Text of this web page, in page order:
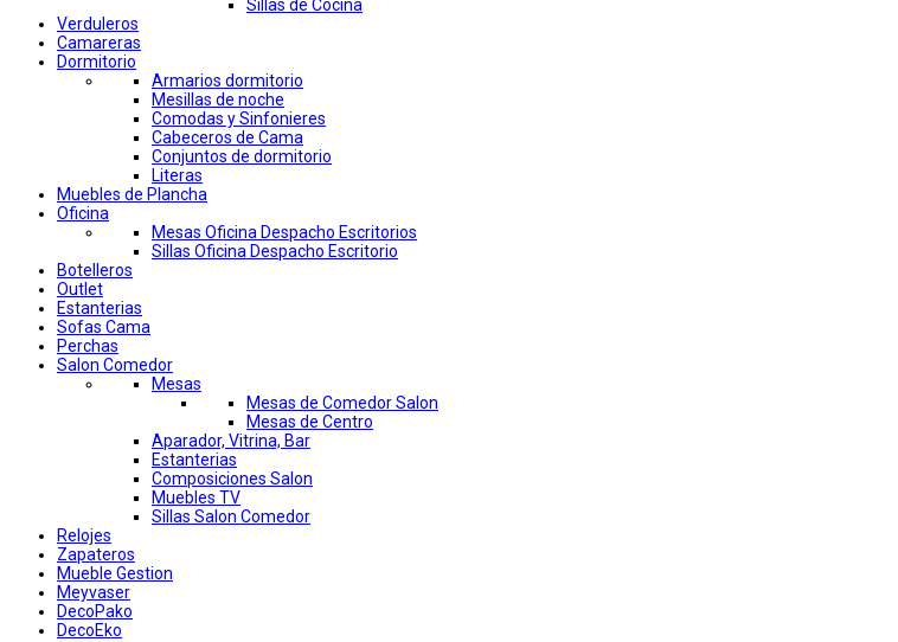
Sillas de Cocina
Verduleros
Camareras
Dormitorio
Armarios dormitorio
Mesillas de noche
Comodas y Sinfonieres
Cabeceros de Cama
Conjuntos de dormitorio
Literas
Muebles de Plancha
Oficina
Mesas Oficina Despacho Escritorios
Sillas Oficina Despacho Escritorio
Botelleros
Outlet
Estanterias
Sofas Cama
Perchas
Salon Comedor
Mesas
Mesas de Comedor Salon
Mesas de Centro
Aparador, Vitrina, Bar
Estanterias
Composiciones Salon
Muebles TV
Sillas Salon Comedor
Relojes
Zapateros
Mueble Gestion
Meyvaser
DecoPako
DecoEko